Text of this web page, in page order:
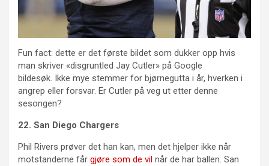
Fun fact: dette er det første bildet som dukker opp hvis
man skriver «disgruntled Jay Cutler» på Google
bildesøk. Ikke mye stemmer for bjørnegutta i år, hverken i
angrep eller forsvar. Er Cutler på veg ut etter denne
sesongen?
22. San Diego Chargers
Phil Rivers prøver det han kan, men det hjelper ikke når
motstanderne får gjøre som de vil når de har ballen. San